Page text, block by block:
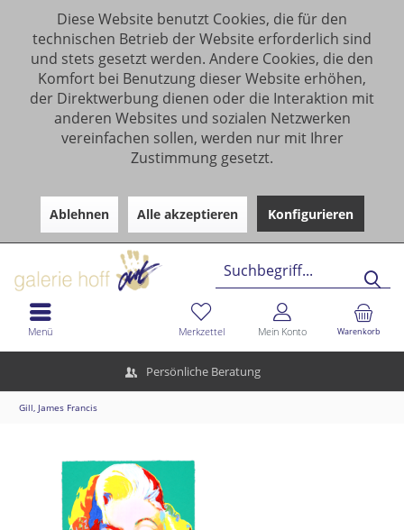
Diese Website benutzt Cookies, die für den
technischen Betrieb der Website erforderlich sind
und stets gesetzt werden. Andere Cookies, die den
Komfort bei Benutzung dieser Website erhöhen,
der Direktwerbung dienen oder die Interaktion mit
anderen Websites und sozialen Netzwerken
vereinfachen sollen, werden nur mit Ihrer
Zustimmung gesetzt.
Ablehnen Alle akzeptieren Konfigurieren
Persönliche Beratung
Warenkorb
Merkzettel Mein Konto
Menü
Gill, James Francis